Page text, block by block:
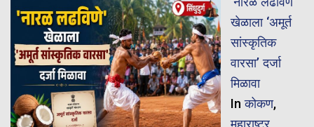
खेळाला ‘अमूर्त
सांस्कृतिक
वारसा’ दर्जा
मिळावा
Inकोकण,
महाराष्ट्र